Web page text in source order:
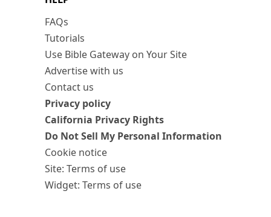
FAQs
Tutorials
Use Bible Gateway on Your Site
Advertise with us
Contact us
Privacy policy
California Privacy Rights
Do Not Sell My Personal Information
Cookie notice
Site: Terms of use
Widget: Terms of use